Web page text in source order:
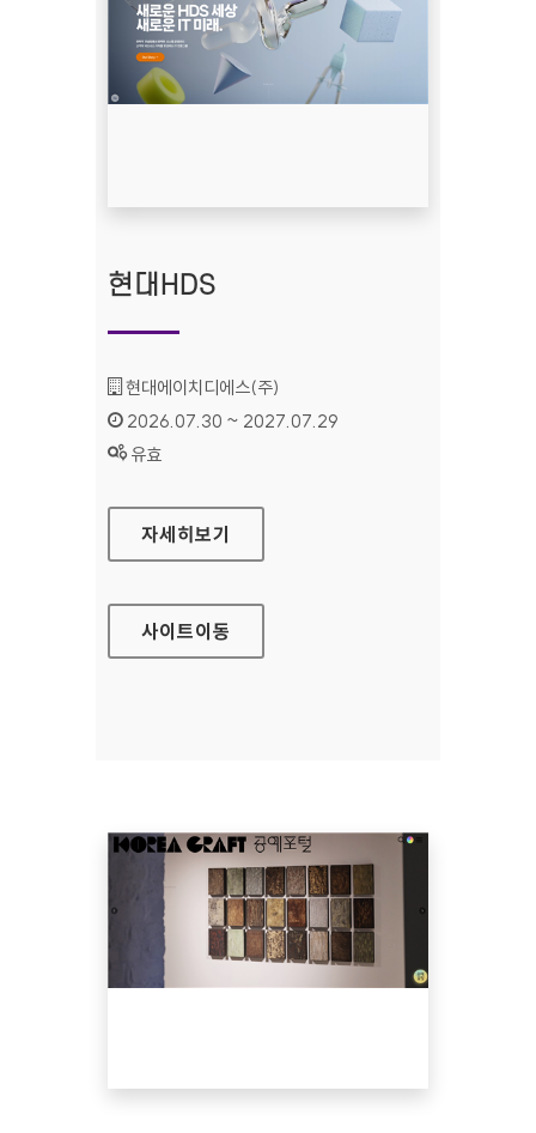
현대HDS
기관명 :
현대에이치디에스(주)
인증기간 :
2026.07.30 ~ 2027.07.29
상태 :
유효
현대HDS
자세히보기
사이트이동